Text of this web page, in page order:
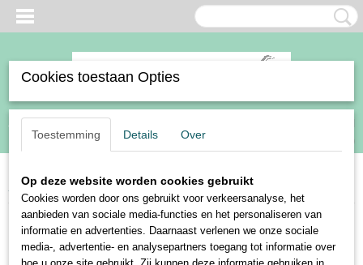
Inloggen Registreren
(0)
Home>Paard>Zadeldekjes> Harry's Horse zadeldek Stout burgundy
Cookies toestaan Opties
Toestemming Details Over
Op deze website worden cookies gebruikt
Cookies worden door ons gebruikt voor verkeersanalyse, het
aanbieden van sociale media-functies en het personaliseren van
informatie en advertenties. Daarnaast verlenen we onze sociale
media-, advertentie- en analysepartners toegang tot informatie over